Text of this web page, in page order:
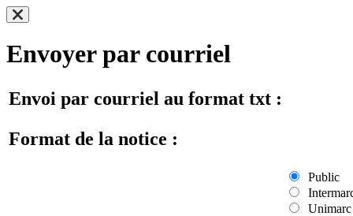
Envoyer par courriel
Envoi par courriel au format txt :
Format de la notice :
Public
Unimarc